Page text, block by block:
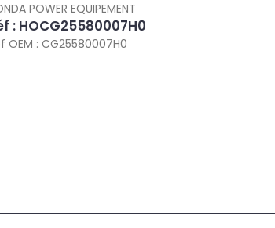
POWER EQUIPEMENT
: HOCG25580007H0
OEM : CG25580007H0